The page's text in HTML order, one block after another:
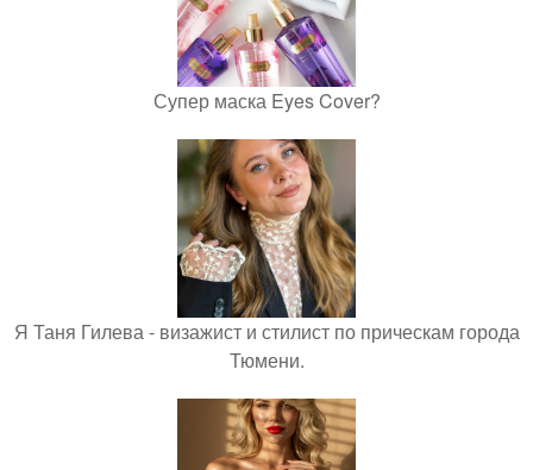
Супер маска Eyes Cover?
Я Таня Гилева - визажист и стилист по прическам города
Тюмени.